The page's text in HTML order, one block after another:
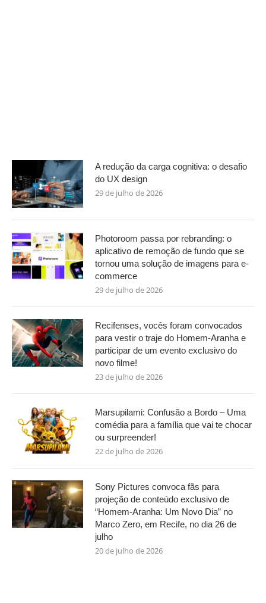
A redução da carga cognitiva: o desafio
do UX design
29 de julho de 2026
Photoroom passa por rebranding: o
aplicativo de remoção de fundo que se
tornou uma solução de imagens para e-
commerce
29 de julho de 2026
Recifenses, vocês foram convocados
para vestir o traje do Homem-Aranha e
participar de um evento exclusivo do
novo filme!
23 de julho de 2026
Marsupilami: Confusão a Bordo – Uma
comédia para a família que vai te chocar
ou surpreender!
22 de julho de 2026
Sony Pictures convoca fãs para
projeção de conteúdo exclusivo de
“Homem-Aranha: Um Novo Dia” no
Marco Zero, em Recife, no dia 26 de
julho
20 de julho de 2026